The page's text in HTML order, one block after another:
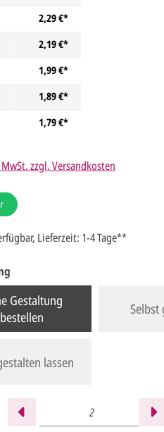
2,29 €*
2,19 €*
1,99 €*
1,89 €*
1,79 €*
zzgl. Versandkosten
Lieferzeit: 1-4 Tage**
Gestaltung
bestellen
Selbst
lassen